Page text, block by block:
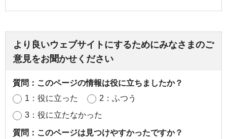
より良いウェブサイトにするためにみなさまのご
意見をお聞かせください
質問：このページの情報は役に立ちましたか？
1：役に立った
2：ふつう
3：役に立たなかった
質問：このページは見つけやすかったですか？